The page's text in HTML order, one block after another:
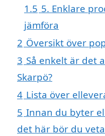
1.5 5. Enklare
jämföra
2 Översikt över
3 Så enkelt är det
Skarpö?
4 Lista över
5 Innan du byter
det här bör du veta